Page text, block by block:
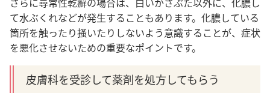
て水ぶくれなどが発生することもあります。化膿している
箇所を触ったり掻いたりしないよう意識することが、症状
を悪化させないための重要なポイントです。
皮膚科を受診して薬剤を処方してもらう